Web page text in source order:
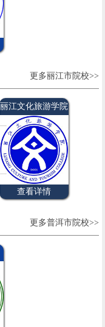
更多丽江市院校>>
丽江文化旅游学院
查看详情
更多普洱市院校>>